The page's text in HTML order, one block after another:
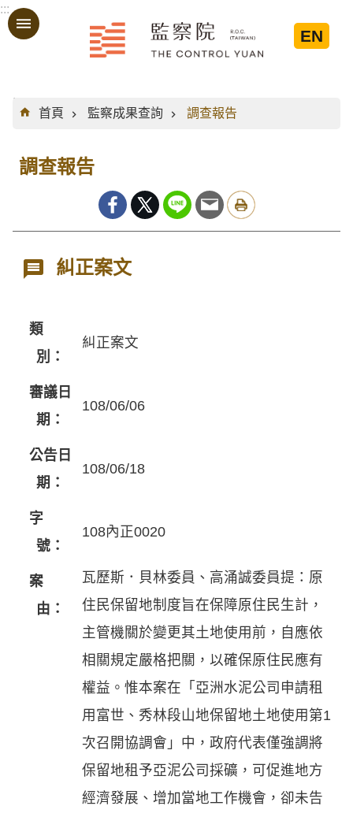
跳到主要內容區塊
:::
EN
:::
首頁
監察成果查詢 調查報告
調查報告
糾正案文
類
別：
糾正案文
審議日
期：
108/06/06
公告日
期：
108/06/18
字
號：
108內正0020
案
由：
瓦歷斯．貝林委員、高涌誠委員提：原
住民保留地制度旨在保障原住民生計，
主管機關於變更其土地使用前，自應依
相關規定嚴格把關，以確保原住民應有
權益。惟本案在「亞洲水泥公司申請租
用富世、秀林段山地保留地土地使用第1
次召開協調會」中，政府代表僅強調將
保留地租予亞泥公司採礦，可促進地方
經濟發展、增加當地工作機會，卻未告